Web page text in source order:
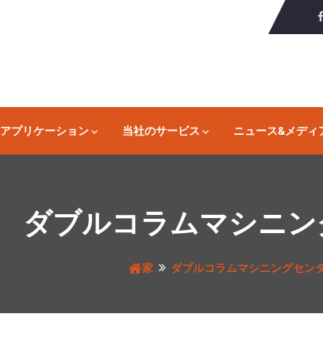
アプリケーション 当社のサービス ニュース&メディ
ダブルコラムマシニ
家 ダブルコラムマシニングセン